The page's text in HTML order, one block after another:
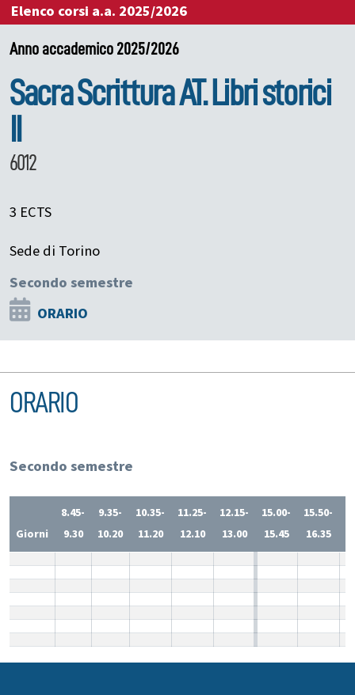
Elenco corsi a.a. 2025/2026
Anno accademico 2025/2026
Sacra Scrittura AT. Libri storici
6012
3 ECTS
Sede di Torino
Secondo semestre
ORARIO
ORARIO
Secondo semestre
Giorni
8.45-
9.30
9.35-
10.20
10.35-
11.20
11.25-
12.10
12.15-
13.00
15.00-
15.45
15.50-
16.35